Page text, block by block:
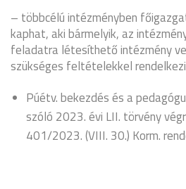
– többcélú intézményben
kaphat, aki bármelyik, az
feladatra létesíthető intézmény
szükséges feltételekkel
Púétv. bekezdés és a
szóló 2023. évi LII. törvény
401/2023. (VIII. 30.) Korm.